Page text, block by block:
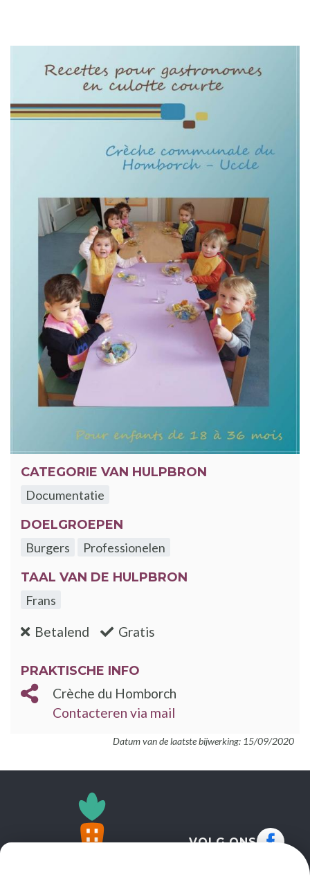
CATEGORIE VAN HULPBRON
Documentatie
DOELGROEPEN
Burgers
Professionelen
TAAL VAN DE HULPBRON
Frans
Betalend :nee Gratis
PRAKTISCHE INFO
Crèche du Homborch
Contacteren via mail
Datum van de laatste bijwerking: 15/09/2020
VOLG ONS